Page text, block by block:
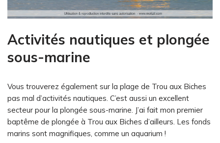
Activités nautiques et plongée
sous-marine
Vous trouverez également sur la plage de Trou aux Biches
pas mal d’activités nautiques. C’est aussi un excellent
secteur pour la plongée sous-marine. J’ai fait mon premier
baptême de plongée à Trou aux Biches d’ailleurs. Les fonds
marins sont magnifiques, comme un aquarium !